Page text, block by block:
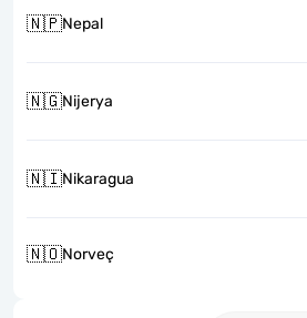
🇳🇵Nepal
🇳🇬Nijerya
🇳🇮Nikaragua
🇳🇴Norveç